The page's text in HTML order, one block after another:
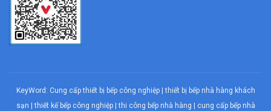
KeyWord: Cung cấp thiết bị bếp công nghiệp|thiết bị bếp nhà hàng khách
sạn |thiết kế bếp công nghiệp|thi công bếp nhà hàng
cung cấp bếp nhà